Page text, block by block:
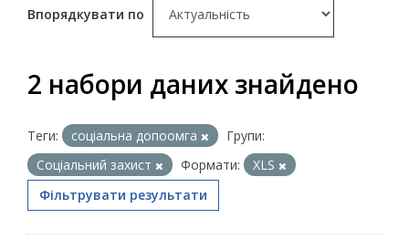
Впорядкувати по
2 набори даних знайдено
Теги: соціальна допоомга
Групи:
Соціальний захист
Формати:
XLS
Фільтрувати результати